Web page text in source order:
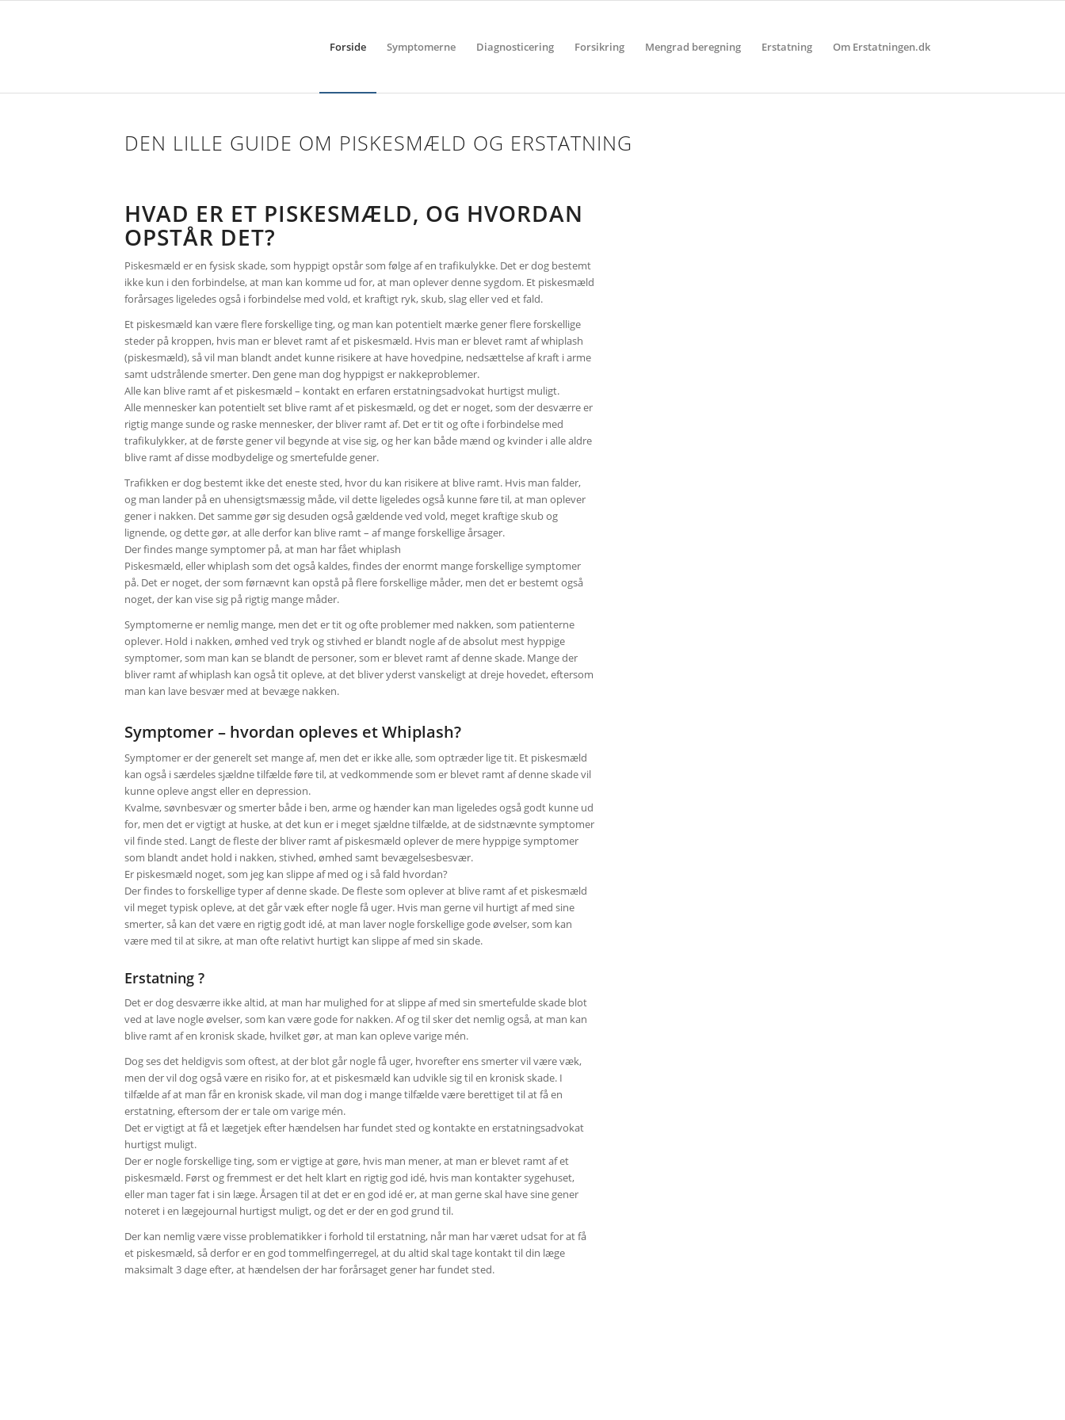
Forside Symptomerne Diagnosticering Forsikring Mengrad beregning Erstatning Om Erstatningen.dk
DEN LILLE GUIDE OM PISKESMÆLD OG ERSTATNING
HVAD ER ET PISKESMÆLD, OG HVORDAN
OPSTÅR DET?
Piskesmæld er en fysisk skade, som hyppigt opstår som følge af en trafikulykke. Det er dog bestemt
ikke kun i den forbindelse, at man kan komme ud for, at man oplever denne sygdom. Et piskesmæld
forårsages ligeledes også i forbindelse med vold, et kraftigt ryk, skub, slag eller ved et fald.
Et piskesmæld kan være flere forskellige ting, og man kan potentielt mærke gener flere forskellige
steder på kroppen, hvis man er blevet ramt af et piskesmæld. Hvis man er blevet ramt af whiplash
(piskesmæld), så vil man blandt andet kunne risikere at have hovedpine, nedsættelse af kraft i arme
samt udstrålende smerter. Den gene man dog hyppigst er nakkeproblemer.
Alle kan blive ramt af et piskesmæld – kontakt en erfaren erstatningsadvokat hurtigst muligt.
Alle mennesker kan potentielt set blive ramt af et piskesmæld, og det er noget, som der desværre er
rigtig mange sunde og raske mennesker, der bliver ramt af. Det er tit og ofte i forbindelse med
trafikulykker, at de første gener vil begynde at vise sig, og her kan både mænd og kvinder i alle aldre
blive ramt af disse modbydelige og smertefulde gener.
Trafikken er dog bestemt ikke det eneste sted, hvor du kan risikere at blive ramt. Hvis man falder,
og man lander på en uhensigtsmæssig måde, vil dette ligeledes også kunne føre til, at man oplever
gener i nakken. Det samme gør sig desuden også gældende ved vold, meget kraftige skub og
lignende, og dette gør, at alle derfor kan blive ramt – af mange forskellige årsager.
Der findes mange symptomer på, at man har fået whiplash
Piskesmæld, eller whiplash som det også kaldes, findes der enormt mange forskellige symptomer
på. Det er noget, der som førnævnt kan opstå på flere forskellige måder, men det er bestemt også
noget, der kan vise sig på rigtig mange måder.
Symptomerne er nemlig mange, men det er tit og ofte problemer med nakken, som patienterne
oplever. Hold i nakken, ømhed ved tryk og stivhed er blandt nogle af de absolut mest hyppige
symptomer, som man kan se blandt de personer, som er blevet ramt af denne skade. Mange der
bliver ramt af whiplash kan også tit opleve, at det bliver yderst vanskeligt at dreje hovedet, eftersom
man kan lave besvær med at bevæge nakken.
Symptomer – hvordan opleves et Whiplash?
Symptomer er der generelt set mange af, men det er ikke alle, som optræder lige tit. Et piskesmæld
kan også i særdeles sjældne tilfælde føre til, at vedkommende som er blevet ramt af denne skade vil
kunne opleve angst eller en depression.
Kvalme, søvnbesvær og smerter både i ben, arme og hænder kan man ligeledes også godt kunne ud
for, men det er vigtigt at huske, at det kun er i meget sjældne tilfælde, at de sidstnævnte symptomer
vil finde sted. Langt de fleste der bliver ramt af piskesmæld oplever de mere hyppige symptomer
som blandt andet hold i nakken, stivhed, ømhed samt bevægelsesbesvær.
Er piskesmæld noget, som jeg kan slippe af med og i så fald hvordan?
Der findes to forskellige typer af denne skade. De fleste som oplever at blive ramt af et piskesmæld
vil meget typisk opleve, at det går væk efter nogle få uger. Hvis man gerne vil hurtigt af med sine
smerter, så kan det være en rigtig godt idé, at man laver nogle forskellige gode øvelser, som kan
være med til at sikre, at man ofte relativt hurtigt kan slippe af med sin skade.
Erstatning ?
Det er dog desværre ikke altid, at man har mulighed for at slippe af med sin smertefulde skade blot
ved at lave nogle øvelser, som kan være gode for nakken. Af og til sker det nemlig også, at man kan
blive ramt af en kronisk skade, hvilket gør, at man kan opleve varige mén.
Dog ses det heldigvis som oftest, at der blot går nogle få uger, hvorefter ens smerter vil være væk,
men der vil dog også være en risiko for, at et piskesmæld kan udvikle sig til en kronisk skade. I
tilfælde af at man får en kronisk skade, vil man dog i mange tilfælde være berettiget til at få en
erstatning, eftersom der er tale om varige mén.
Det er vigtigt at få et lægetjek efter hændelsen har fundet sted og kontakte en erstatningsadvokat
hurtigst muligt.
Der er nogle forskellige ting, som er vigtige at gøre, hvis man mener, at man er blevet ramt af et
piskesmæld. Først og fremmest er det helt klart en rigtig god idé, hvis man kontakter sygehuset,
eller man tager fat i sin læge. Årsagen til at det er en god idé er, at man gerne skal have sine gener
noteret i en lægejournal hurtigst muligt, og det er der en god grund til.
Der kan nemlig være visse problematikker i forhold til erstatning, når man har været udsat for at få
et piskesmæld, så derfor er en god tommelfingerregel, at du altid skal tage kontakt til din læge
maksimalt 3 dage efter, at hændelsen der har forårsaget gener har fundet sted.